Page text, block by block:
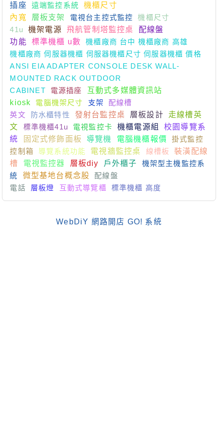
插座
遠端監控系統
機櫃尺寸
內寬
層板支架 電視台主控式監控
機櫃尺寸
41u
機架電源 飛航管制塔監控桌
配線盤
功能
標準機櫃 u數
機櫃廠商 台中 機櫃廠商 高雄
機櫃廠商 伺服器機櫃 伺服器機櫃尺寸 伺服器機櫃 價格
ANSI EIA ADAPTER CONSOLE DESK WALL-
MOUNTED RACK OUTDOOR
CABINET
電源插座
互動式多媒體資訊站
kiosk
電腦機架尺寸 支架
配線槽
英文
防水櫃特性 發射台監控桌 層板設計
走線槽英
文
標準機櫃41u 電視監控卡 機櫃電源組
校園導覽系
統
固定式修飾面板 導覽機 電腦機櫃報價
掛式監控
控制箱
導覽系統功能 電視牆監控桌 線槽板
裝潢配線
槽
電視監控器 層板diy 戶外櫃子
機架型主機監控系
統
微型基地台概念股
配線盤
電話
層板燈 互動式導覽櫃 標準機櫃 高度
WebDiY 網路開店 GO! 系統